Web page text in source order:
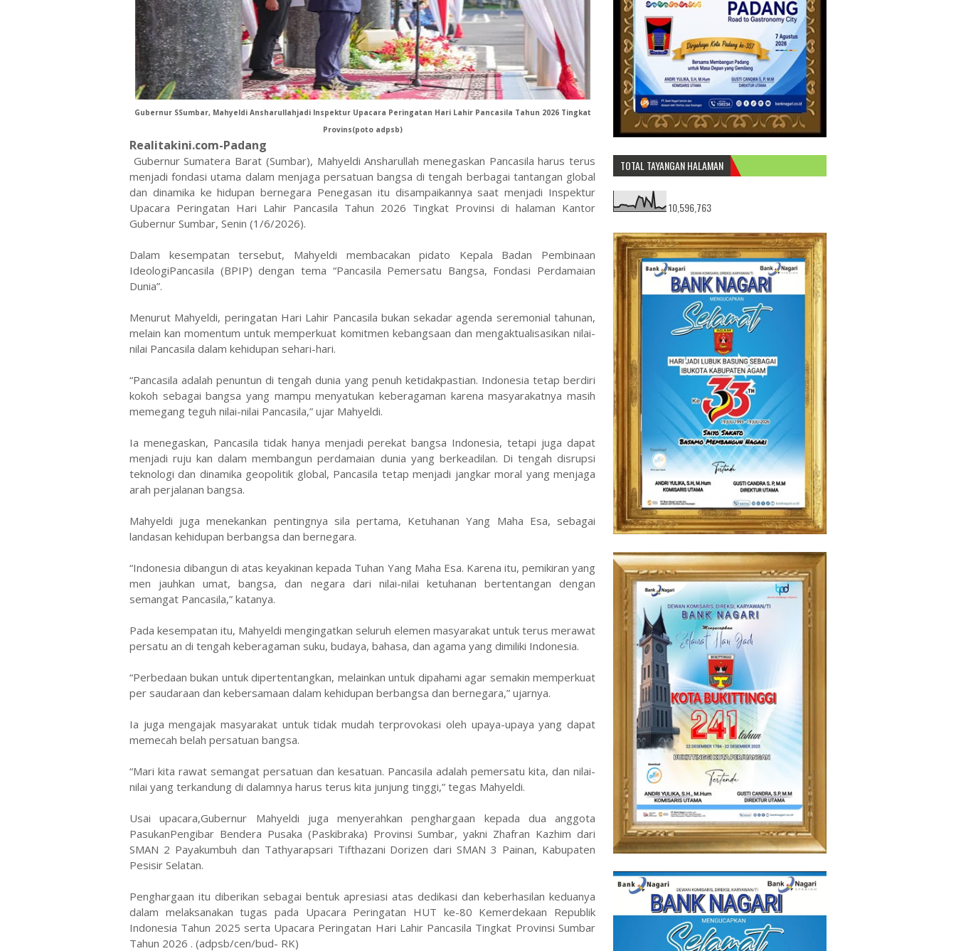
Gubernur SSumbar, Mahyeldi Ansharullahjadi Inspektur Upacara Peringatan Hari Lahir Pancasila Tahun 2026 Tingkat
Provins(poto adpsb)
Realitakini.com-Padang
Gubernur Sumatera Barat (Sumbar), Mahyeldi Ansharullah menegaskan Pancasila harus terus
menjadi fondasi utama dalam menjaga persatuan bangsa di tengah berbagai tantangan global
dan dinamika ke hidupan bernegara Penegasan itu disampaikannya saat menjadi Inspektur
Upacara Peringatan Hari Lahir Pancasila Tahun 2026 Tingkat Provinsi di halaman Kantor
Gubernur Sumbar, Senin (1/6/2026).
Dalam kesempatan tersebut, Mahyeldi membacakan pidato Kepala Badan Pembinaan
IdeologiPancasila (BPIP) dengan tema “Pancasila Pemersatu Bangsa, Fondasi Perdamaian
Dunia”.
Menurut Mahyeldi, peringatan Hari Lahir Pancasila bukan sekadar agenda seremonial tahunan,
melain kan momentum untuk memperkuat komitmen kebangsaan dan mengaktualisasikan nilai-
nilai Pancasila dalam kehidupan sehari-hari.
“Pancasila adalah penuntun di tengah dunia yang penuh ketidakpastian. Indonesia tetap berdiri
kokoh sebagai bangsa yang mampu menyatukan keberagaman karena masyarakatnya masih
memegang teguh nilai-nilai Pancasila,” ujar Mahyeldi.
Ia menegaskan, Pancasila tidak hanya menjadi perekat bangsa Indonesia, tetapi juga dapat
menjadi ruju kan dalam membangun perdamaian dunia yang berkeadilan. Di tengah disrupsi
teknologi dan dinamika geopolitik global, Pancasila tetap menjadi jangkar moral yang menjaga
arah perjalanan bangsa.
Mahyeldi juga menekankan pentingnya sila pertama, Ketuhanan Yang Maha Esa, sebagai
landasan kehidupan berbangsa dan bernegara.
“Indonesia dibangun di atas keyakinan kepada Tuhan Yang Maha Esa. Karena itu, pemikiran yang
men jauhkan umat, bangsa, dan negara dari nilai-nilai ketuhanan bertentangan dengan
semangat Pancasila,” katanya.
Pada kesempatan itu, Mahyeldi mengingatkan seluruh elemen masyarakat untuk terus merawat
persatu an di tengah keberagaman suku, budaya, bahasa, dan agama yang dimiliki Indonesia.
“Perbedaan bukan untuk dipertentangkan, melainkan untuk dipahami agar semakin memperkuat
per saudaraan dan kebersamaan dalam kehidupan berbangsa dan bernegara,” ujarnya.
Ia juga mengajak masyarakat untuk tidak mudah terprovokasi oleh upaya-upaya yang dapat
memecah belah persatuan bangsa.
“Mari kita rawat semangat persatuan dan kesatuan. Pancasila adalah pemersatu kita, dan nilai-
nilai yang terkandung di dalamnya harus terus kita junjung tinggi,” tegas Mahyeldi.
Usai upacara,Gubernur Mahyeldi juga menyerahkan penghargaan kepada dua anggota
PasukanPengibar Bendera Pusaka (Paskibraka) Provinsi Sumbar, yakni Zhafran Kazhim dari
SMAN 2 Payakumbuh dan Tathyarapsari Tifthazani Dorizen dari SMAN 3 Painan, Kabupaten
Pesisir Selatan.
Penghargaan itu diberikan sebagai bentuk apresiasi atas dedikasi dan keberhasilan keduanya
dalam melaksanakan tugas pada Upacara Peringatan HUT ke-80 Kemerdekaan Republik
Indonesia Tahun 2025 serta Upacara Peringatan Hari Lahir Pancasila Tingkat Provinsi Sumbar
Tahun 2026 . (adpsb/cen/bud- RK)
TOTAL TAYANGAN HALAMAN
10,596,763